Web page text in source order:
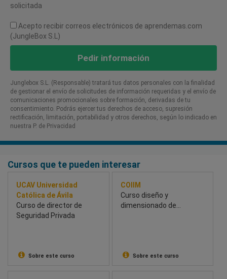
solicitada
Acepto recibir correos electrónicos de aprendemas.com
(JungleBox S.L)
Pedir información
Junglebox S.L. (Responsable) tratará tus datos personales con la finalidad
de gestionar el envío de solicitudes de información requeridas y el envío de
comunicaciones promocionales sobre formación, derivadas de tu
consentimiento. Podrás ejercer tus derechos de acceso, supresión
rectificación, limitación, portabilidad y otros derechos, según lo indicado en
nuestra P. de Privacidad​
Cursos que te pueden interesar
UCAV Universidad
Católica de Ávila
Curso de director de
Seguridad Privada
Sobre este curso
COIIM
Curso diseño y
dimensionado de
ahorro energético
Sobre este curso